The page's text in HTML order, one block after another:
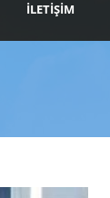
İLETIŞIM